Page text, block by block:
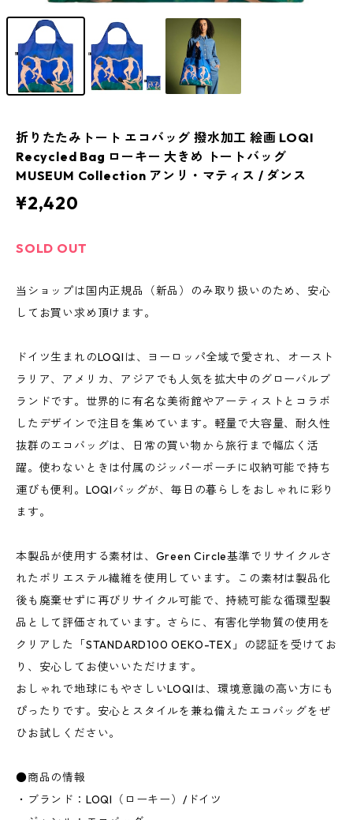
折りたたみトート エコバッグ 撥水加工 絵画 LOQI
Recycled Bag ローキー 大きめ トートバッグ
MUSEUM Collection アンリ・マティス / ダンス
¥2,420
SOLD OUT
当ショップは国内正規品（新品）のみ取り扱いのため、安心
してお買い求め頂けます。
ドイツ生まれのLOQIは、ヨーロッパ全域で愛され、オースト
ラリア、アメリカ、アジアでも人気を拡大中のグローバルブ
ランドです。世界的に有名な美術館やアーティストとコラボ
したデザインで注目を集めています。軽量で大容量、耐久性
抜群のエコバッグは、日常の買い物から旅行まで幅広く活
躍。使わないときは付属のジッパーポーチに収納可能で持ち
運びも便利。LOQIバッグが、毎日の暮らしをおしゃれに彩り
ます。
本製品が使用する素材は、Green Circle基準でリサイクルさ
れたポリエステル繊維を使用しています。この素材は製品化
後も廃棄せずに再びリサイクル可能で、持続可能な循環型製
品として評価されています。さらに、有害化学物質の使用を
クリアした「STANDARD100 OEKO-TEX」の認証を受けてお
り、安心してお使いいただけます。
おしゃれで地球にもやさしいLOQIは、環境意識の高い方にも
ぴったりです。安心とスタイルを兼ね備えたエコバッグをぜ
ひお試しください。
●商品の情報
・ブランド：LOQI（ローキー）/ドイツ